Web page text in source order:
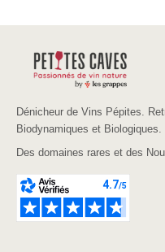
Dénicheur de Vins Pépites.
Biodynamiques et Biologiques.
Des domaines rares et des